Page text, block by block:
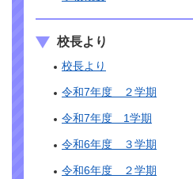
校長より
校長より
令和7年度 ２学期
令和7年度 1学期
令和6年度 ３学期
令和6年度 ２学期